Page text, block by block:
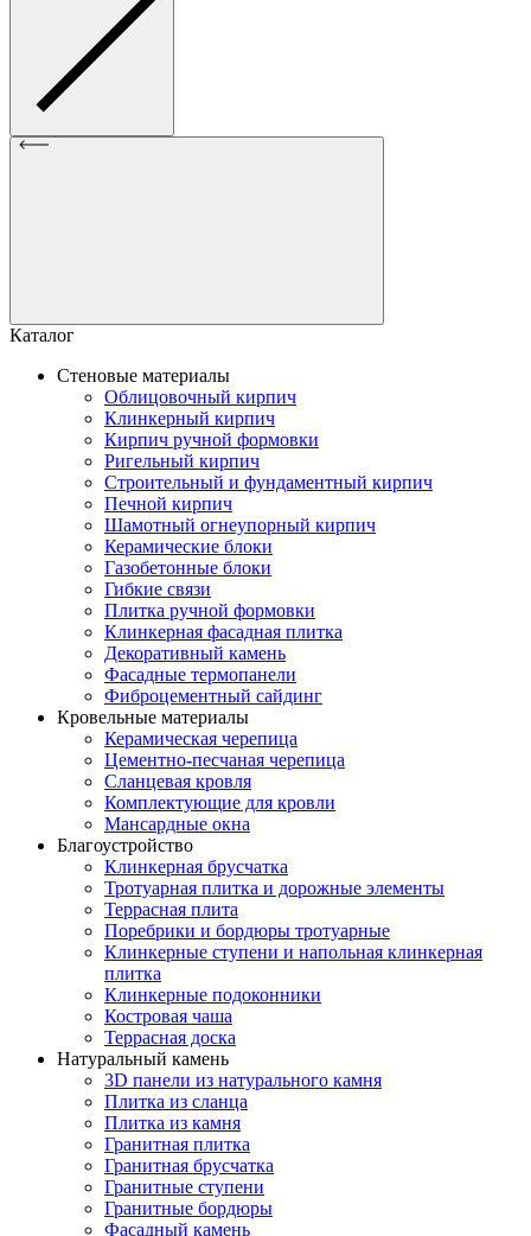
Каталог
Стеновые материалы
Облицовочный кирпич
Клинкерный кирпич
Кирпич ручной формовки
Ригельный кирпич
Строительный и фундаментный кирпич
Печной кирпич
Шамотный огнеупорный кирпич
Керамические блоки
Газобетонные блоки
Гибкие связи
Плитка ручной формовки
Клинкерная фасадная плитка
Декоративный камень
Фасадные термопанели
Фиброцементный сайдинг
Кровельные материалы
Керамическая черепица
Цементно-песчаная черепица
Сланцевая кровля
Комплектующие для кровли
Мансардные окна
Благоустройство
Клинкерная брусчатка
Тротуарная плитка и дорожные элементы
Террасная плита
Поребрики и бордюры тротуарные
Клинкерные ступени и напольная клинкерная
плитка
Клинкерные подоконники
Костровая чаша
Террасная доска
Натуральный камень
3D панели из натурального камня
Плитка из сланца
Плитка из камня
Гранитная плитка
Гранитная брусчатка
Гранитные ступени
Гранитные бордюры
Фасадный камень